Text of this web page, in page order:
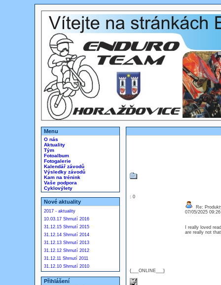
Menu
O nás
Aktuality
Tým
Fotoalbum
Fotogalerie
Kalendář závodů
Výsledky závodů
Kam na trénink
Vaše podpora
Cyklovýlety
Nové aktuality
2017 - aktuality
10.03.17 Shrnutí 2016
31.12.15 Shrnutí 2015
31.12.14 Shrnutí 2014
31.12.13 Shrnutí 2013
31.12.12 Shrnutí 2012
31.12.11 Shrnutí 2011
31.12.10 Shrnutí 2010
Přihlášení
: 0
{___ONLINE___}
Re:
07/05/2025
I really loved
are really not